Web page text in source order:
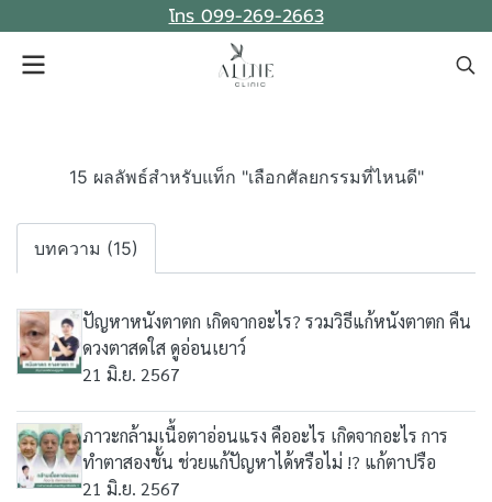
โทร 099-269-2663
15 ผลลัพธ์สำหรับแท็ก "เลือกศัลยกรรมที่ไหนดี"
บทความ (15)
ปัญหาหนังตาตก เกิดจากอะไร? รวมวิธีแก้หนังตาตก คืน
ดวงตาสดใส ดูอ่อนเยาว์
21 มิ.ย. 2567
ภาวะกล้ามเนื้อตาอ่อนแรง คืออะไร เกิดจากอะไร การ
ทำตาสองชั้น ช่วยแก้ปัญหาได้หรือไม่ !? แก้ตาปรือ
21 มิ.ย. 2567